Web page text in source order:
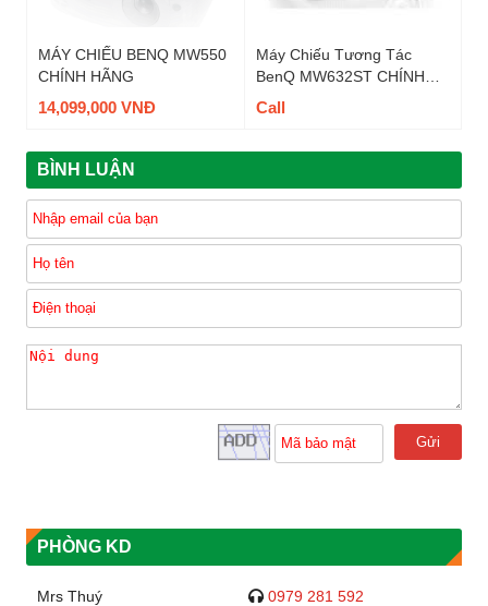
MÁY CHIẾU BENQ MW550
CHÍNH HÃNG
14,099,000 VNĐ
Máy Chiếu Tương Tác
BenQ MW632ST CHÍNH
HÃNG
Call
BÌNH LUẬN
Gửi
PHÒNG KD
Mrs Thuý
0979 281 592